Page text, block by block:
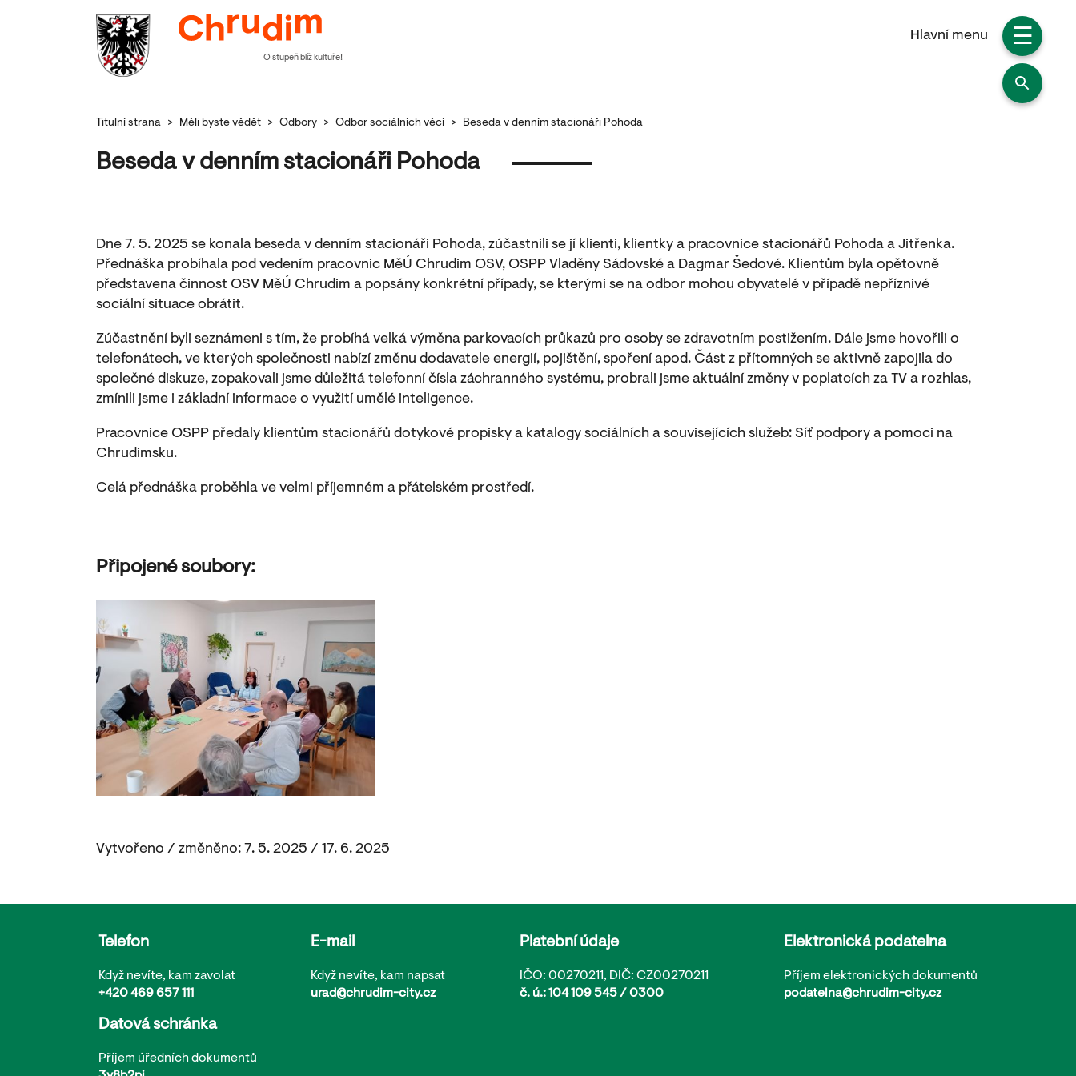
Hlavní menu ☰
O stupeň blíž kultuře!
Titulní strana > Měli byste vědět > Odbory > Odbor sociálních věcí > Beseda v denním stacionáři Pohoda
Beseda v denním stacionáři Pohoda
Dne 7. 5. 2025 se konala beseda v denním stacionáři Pohoda, zúčastnili se jí klienti, klientky a pracovnice stacionářů Pohoda a Jitřenka.
Přednáška probíhala pod vedením pracovnic MěÚ Chrudim OSV, OSPP Vladěny Sádovské a Dagmar Šedové. Klientům byla opětovně
představena činnost OSV MěÚ Chrudim a popsány konkrétní případy, se kterými se na odbor mohou obyvatelé v případě nepříznivé
sociální situace obrátit.
Zúčastnění byli seznámeni s tím, že probíhá velká výměna parkovacích průkazů pro osoby se zdravotním postižením. Dále jsme hovořili o
telefonátech, ve kterých společnosti nabízí změnu dodavatele energií, pojištění, spoření apod. Část z přítomných se aktivně zapojila do
společné diskuze, zopakovali jsme důležitá telefonní čísla záchranného systému, probrali jsme aktuální změny v poplatcích za TV a rozhlas,
zmínili jsme i základní informace o využití umělé inteligence.
Pracovnice OSPP předaly klientům stacionářů dotykové propisky a katalogy sociálních a souvisejících služeb: Síť podpory a pomoci na
Chrudimsku.
Celá přednáška proběhla ve velmi příjemném a přátelském prostředí.
Připojené soubory:
Vytvořeno / změněno: 7. 5. 2025 / 17. 6. 2025
Telefon
Když nevíte, kam zavolat
+420 469 657 111
E-mail
Když nevíte, kam napsat
urad@chrudim-city.cz
Platební údaje
IČO: 00270211, DIČ: CZ00270211
č. ú.: 104 109 545 / 0300
Elektronická podatelna
Příjem elektronických dokumentů
podatelna@chrudim-city.cz
Datová schránka
Příjem úředních dokumentů